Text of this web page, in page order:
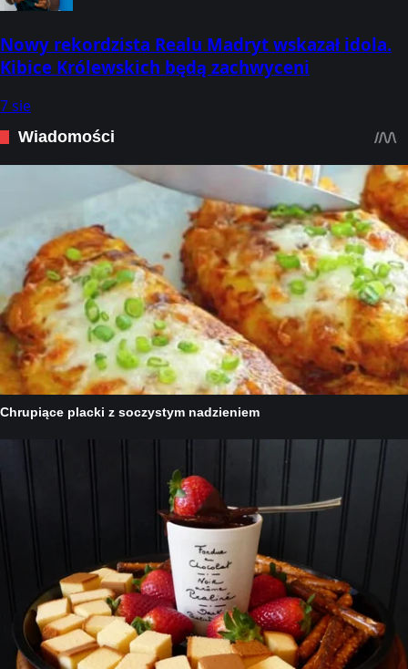
Nowy rekordzista Realu Madryt wskazał idola.
Kibice Królewskich będą zachwyceni
7 sie